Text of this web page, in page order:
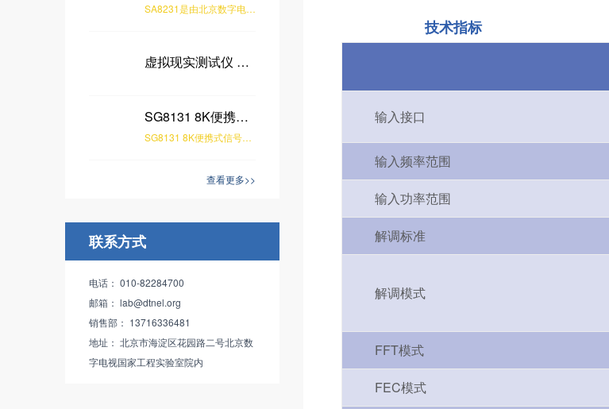
SA8231是由北京数字电视国家工程实验室全自主研发的，具有HDMI2.1 INPUT和OUTPUT接口的协议分析仪。该产品支持HDMI2.1接口全速率并向下兼容，同时支持HDMI2.1 Generator与Analyzer功能。Generator支持10K分辨率，支持420Hz刷新率，支持HDCP1.4/2.3，支持EDID、CEC、VRR、ALLM等功能；Analyzer支持对Video、Audio、Link、HDCP数据分析，支持EDID修改及写入，支持InfoFrame抓取及解析，支持PassThrough功能。该产品适用于对HDMI接口终端进行测试验证，对HDMI接口源端进行音视频数据分析，可广泛应用于电视机、显示器、机顶盒、信号源、播放机等产品测试。
虚拟现实测试仪 VR TESTER-SG8012
SG8131 8K便携式信号发生器
SG8131 8K便携式信号发生器，具有48Gbps带宽的HDMI2.1接口，分辨率最高可支持10K，帧率最高可支持420Hz，
查看更多>>
联系方式
电话： 010-82284700
邮箱： lab@dtnel.org
销售部： 13716336481
地址： 北京市海淀区花园路二号北京数
字电视国家工程实验室院内
技术指标
输入接口
输入频率范围
输入功率范围
解调标准
解调模式
FFT模式
FEC模式